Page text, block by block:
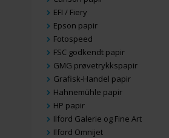
EFI / Fiery
Epson papir
Fotospeed
FSC godkendt papir
GMG prøvetrykkspapir
Grafisk-Handel papir
Hahnemühle papir
HP papir
Ilford Galerie og Fine Art
Ilford Omnijet